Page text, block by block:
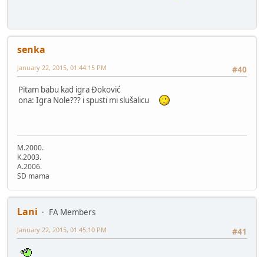
senka
#40
January 22, 2015, 01:44:15 PM
Pitam babu kad igra Đoković
ona: Igra Nole??? i spusti mi slušalicu
M.2000.
K.2003.
A.2006.
SD mama
Lani
FA Members
#41
January 22, 2015, 01:45:10 PM